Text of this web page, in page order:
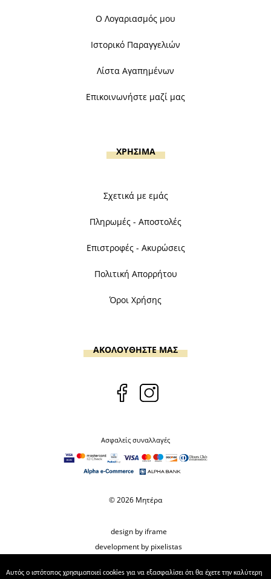
Ο Λογαριασμός μου
Ιστορικό Παραγγελιών
Λίστα Αγαπημένων
Επικοινωνήστε μαζί μας
ΧΡΗΣΙΜΑ
Σχετικά με εμάς
Πληρωμές - Αποστολές
Επιστροφές - Ακυρώσεις
Πολιτική Απορρήτου
Όροι Χρήσης
ΑΚΟΛΟΥΘΗΣΤΕ ΜΑΣ
Ασφαλείς συναλλαγές
© 2026 Μητέρα
design by iframe
development by pixelistas
Αυτός ο ιστότοπος χρησιμοποιεί cookies για να εξασφαλίσει ότι θα έχετε την καλύτερη